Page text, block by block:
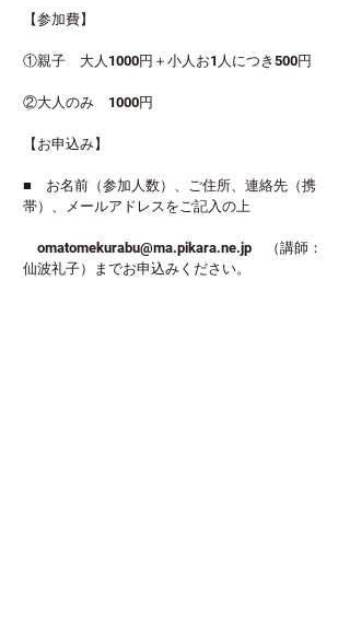
【参加費】
①親子　大人1000円＋小人お1人につき500円
②大人のみ　1000円
【お申込み】
■　お名前（参加人数）、ご住所、連絡先（携
帯）、メールアドレスをご記入の上
omatomekurabu@ma.pikara.ne.jp　（講師：
仙波礼子）までお申込みください。